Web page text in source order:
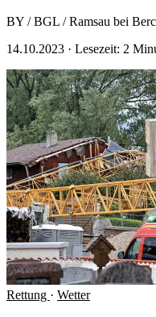
BY / BGL / Ramsau bei
14.10.2023 · Lesezeit: 2
Rettung · Wetter